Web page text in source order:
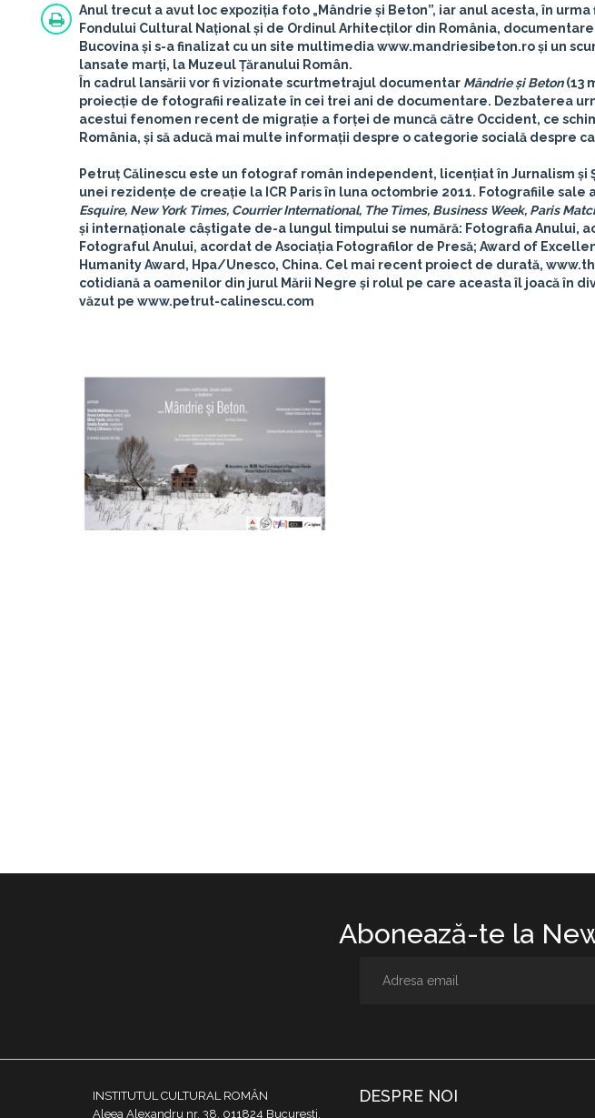
Anul trecut a avut loc expoziția foto „Mândrie și Beton”, iar anul acesta, în
Fondului Cultural Naționalși de Ordinul Arhitecților din România,
Bucovina și s-a finalizat cu un site multimedia www.mandriesibeton.ro și un
lansate marți, la Muzeul Țăranului Român.
În cadrul lansării vor fi vizionate scurtmetrajul documentar Mândrie și Beton(13
proiecție de fotografii realizate în cei trei ani de documentare. Dezbaterea
acestui fenomen recent de migrație a forței de muncă către Occident, ce
România, și să aducă mai multe informații despre o categorie socială despre
Petruț Călinescu este un fotograf român independent, licențiat în Jurnalism și
unei rezidențe de creație la ICR Paris în luna octombrie 2011. Fotografiile sale
Esquire, New York Times, Courrier International, The Times, Business Week, Paris
și internaționale câștigate de-a lungul timpului se numără: Fotografia Anului,
Fotograful Anului, acordat de Asociația Fotografilor de Presă; Award of
Humanity Award, Hpa/Unesco, China. Cel mai recent proiect de durată,
cotidiană a oamenilor din jurul Mării Negre și rolul pe care aceasta îl joacă în
văzut pe www.petrut-calinescu.com
Abonează-te la
INSTITUTUL CULTURAL ROMÂN
Aleea Alexandru nr. 38, 011824 București,
DESPRE NOI